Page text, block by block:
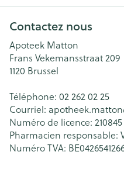
Contactez nous
Apoteek Matton
Frans Vekemansstraat 209
1120 Brussel
Téléphone: 02 262 02 25
Courriel:
Numéro de licence: 210845
Pharmacien responsable:
Numéro TVA: